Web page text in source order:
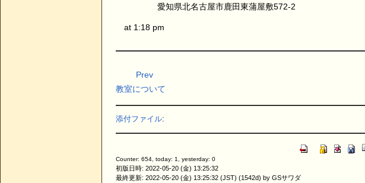
愛知県北名古屋市鹿田東蒲屋敷572-2
at 1:18 pm
Prev
教室について
添付ファイル:
Counter: 654, today: 1, yesterday: 0
初版日時: 2022-05-20 (金) 13:25:32
最終更新: 2022-05-20 (金) 13:25:32 (JST) (1542d) by GSサワダ